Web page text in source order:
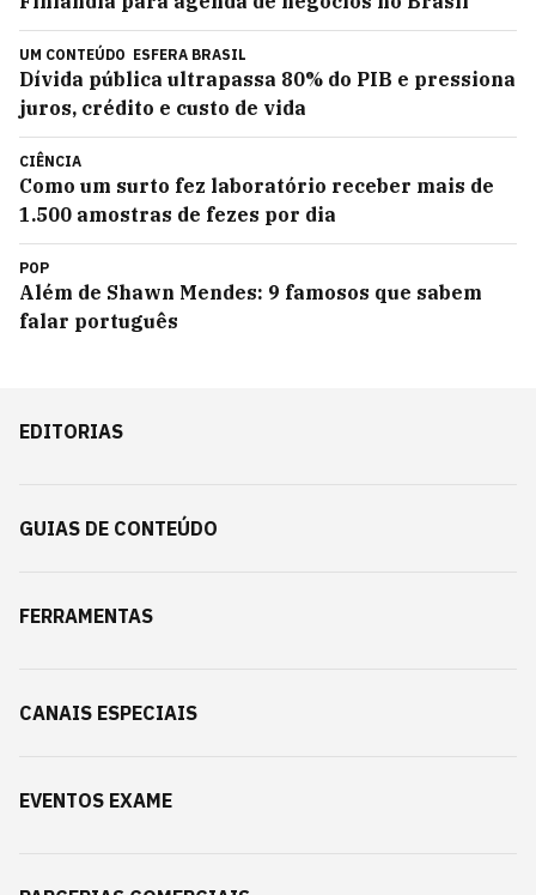
UM CONTEÚDO ESFERA BRASIL
Dívida pública ultrapassa 80% do PIB e pressiona
juros, crédito e custo de vida
CIÊNCIA
Como um surto fez laboratório receber mais de
1.500 amostras de fezes por dia
POP
Além de Shawn Mendes: 9 famosos que sabem
falar português
EDITORIAS
GUIAS DE CONTEÚDO
FERRAMENTAS
CANAIS ESPECIAIS
EVENTOS EXAME